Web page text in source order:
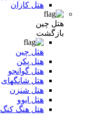
هتل کازان
هتل چین
بازگشت
هتل چین
هتل پکن
هتل گوانجو
هتل شانگهای
هتل شنزن
هتل ایوو
هتل هنگ کنگ